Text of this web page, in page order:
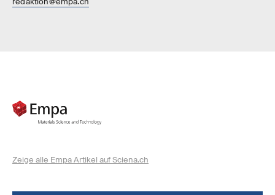
Zeige alle Empa Artikel auf Sciena.ch